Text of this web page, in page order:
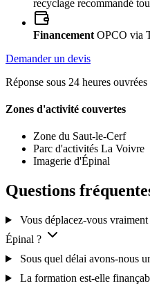
recyclage recommandé
Financement OPCO via
Demander un devis
Réponse sous 24 heures ouvrées
Zones d'activité couvertes
Zone du Saut-le-Cerf
Parc d'activités La Voivre
Imagerie d'Épinal
Questions
Vous déplacez-vous
Épinal ?
Sous quel délai avons-nous
La formation est-elle